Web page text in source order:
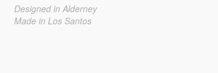
Designed in Alderney
Made in Los Santos